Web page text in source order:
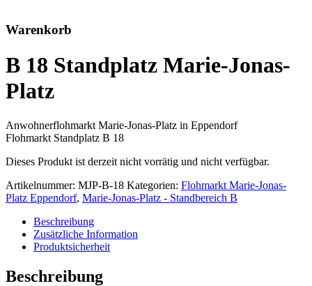
Warenkorb
B 18 Standplatz Marie-Jonas-
Platz
Anwohnerflohmarkt Marie-Jonas-Platz in Eppendorf
Flohmarkt Standplatz B 18
Dieses Produkt ist derzeit nicht vorrätig und nicht verfügbar.
Artikelnummer: MJP-B-18 Kategorien: Flohmarkt Marie-Jonas-
Platz Eppendorf, Marie-Jonas-Platz - Standbereich B
Beschreibung
Zusätzliche Information
Produktsicherheit
Beschreibung